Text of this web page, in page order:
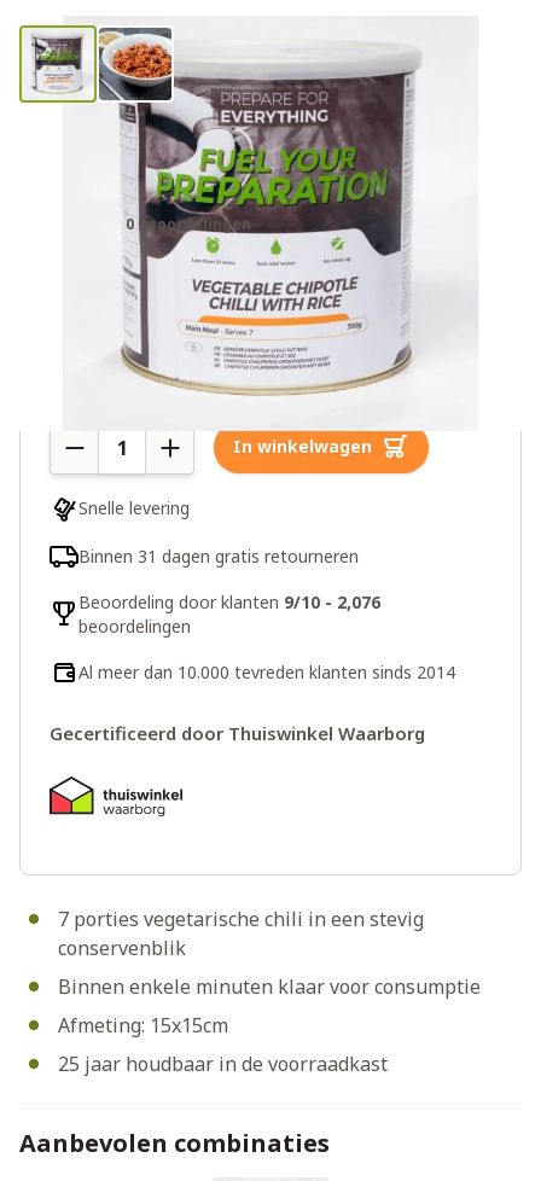
Fuel Your Preparation chipotle
chilipeper groenten met rijst
0 beoordelingen
Meer dan 10 op voorraad
7 porties vegetarische chili in een stevig
conservenblik
Binnen enkele minuten klaar voor consumptie
Afmeting: 15x15cm
25 jaar houdbaar in de voorraadkast
Aantal In winkelwagen
Snelle levering
Binnen 31 dagen gratis retourneren
Beoordeling door klanten 9/10 - 2,076
beoordelingen
Al meer dan 10.000 tevreden klanten sinds 2014
Gecertificeerd door Thuiswinkel Waarborg
Aanbevolen combinaties